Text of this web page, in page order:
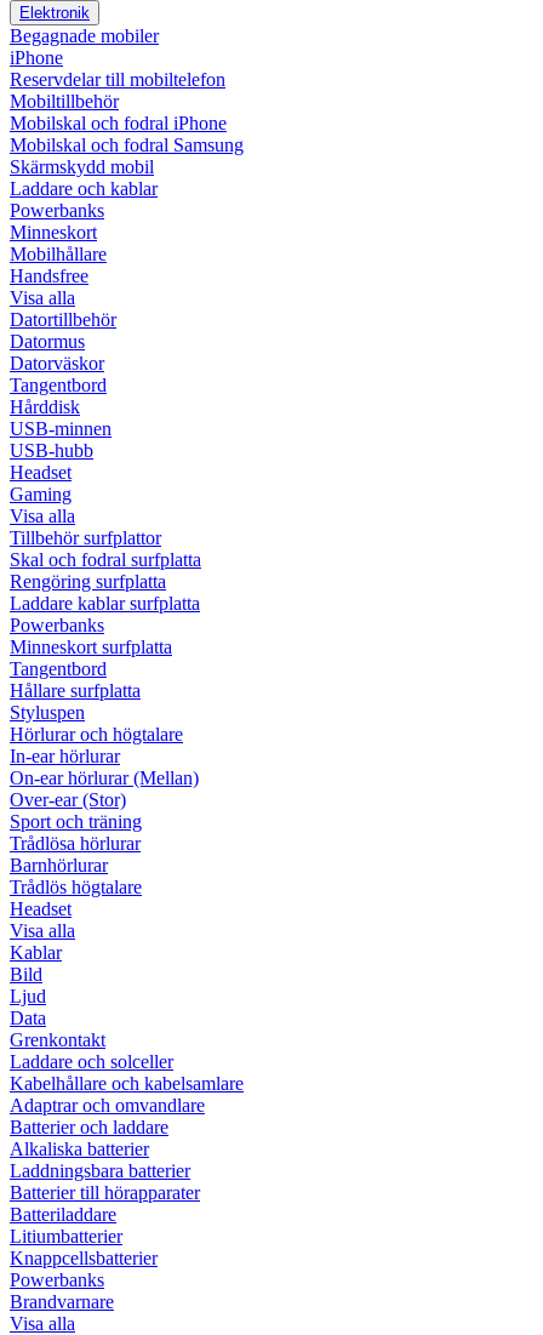
Elektronik
Begagnade mobiler
iPhone
Reservdelar till mobiltelefon
Mobiltillbehör
Mobilskal och fodral iPhone
Mobilskal och fodral Samsung
Skärmskydd mobil
Laddare och kablar
Powerbanks
Minneskort
Mobilhållare
Handsfree
Visa alla
Datortillbehör
Datormus
Datorväskor
Tangentbord
Hårddisk
USB-minnen
USB-hubb
Headset
Gaming
Visa alla
Tillbehör surfplattor
Skal och fodral surfplatta
Rengöring surfplatta
Laddare kablar surfplatta
Powerbanks
Minneskort surfplatta
Tangentbord
Hållare surfplatta
Styluspen
Hörlurar och högtalare
In-ear hörlurar
On-ear hörlurar (Mellan)
Over-ear (Stor)
Sport och träning
Trådlösa hörlurar
Barnhörlurar
Trådlös högtalare
Headset
Visa alla
Kablar
Bild
Ljud
Data
Grenkontakt
Laddare och solceller
Kabelhållare och kabelsamlare
Adaptrar och omvandlare
Batterier och laddare
Alkaliska batterier
Laddningsbara batterier
Batterier till hörapparater
Batteriladdare
Litiumbatterier
Knappcellsbatterier
Powerbanks
Brandvarnare
Visa alla